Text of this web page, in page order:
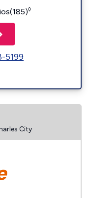
◊
5199
City